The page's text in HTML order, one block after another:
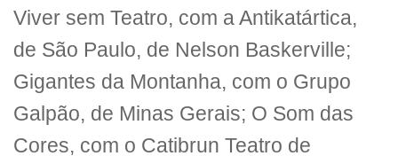
Viver sem Teatro, com a Antikatártica,
de São Paulo, de Nelson Baskerville;
Gigantes da Montanha, com o Grupo
Galpão, de Minas Gerais; O Som das
Cores, com o Catibrun Teatro de